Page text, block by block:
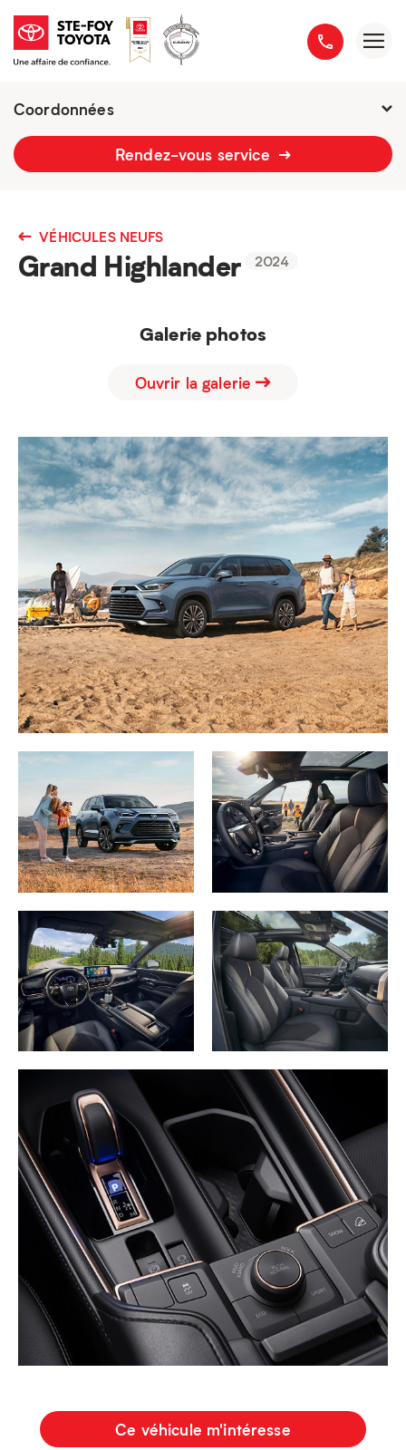
Coordonnées
2777 boulevard du Versant-Nord
Rendez-vous service
VÉHICULES NEUFS
Grand Highlander 2024
Galerie photos
Ouvrir la galerie
Ce véhicule m'intéresse